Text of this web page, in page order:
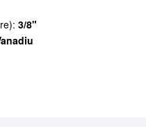
3/8"